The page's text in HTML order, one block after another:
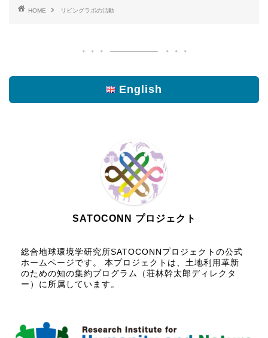
HOME リビングラボの活動
English
SATOCONN プロジェクト
総合地球環境学研究所SATOCONNプロジェクトの公式
ホームページです。 本プロジェクトは、土地利用革新
のための知の集約プログラム（荘林幹太郎ディレクタ
ー）に所属しています。